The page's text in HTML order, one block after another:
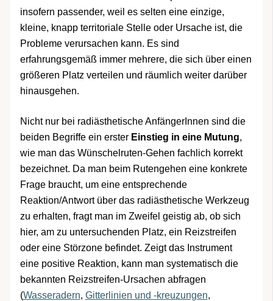
insofern passender, weil es selten eine einzige,
kleine, knapp territoriale Stelle oder Ursache ist, die
Probleme verursachen kann. Es sind
erfahrungsgemäß immer mehrere, die sich über einen
größeren Platz verteilen und räumlich weiter darüber
hinausgehen.
Nicht nur bei radiästhetische AnfängerInnen sind die
beiden Begriffe ein ersterEinstieg in eine Mutung,
wie man das Wünschelruten-Gehen fachlich korrekt
bezeichnet. Da man beim Rutengehen eine konkrete
Frage braucht, um eine entsprechende
Reaktion/Antwort über das radiästhetische Werkzeug
zu erhalten, fragt man im Zweifel geistig ab, ob sich
hier, am zu untersuchenden Platz, ein Reizstreifen
oder eine Störzone befindet. Zeigt das Instrument
eine positive Reaktion, kann man systematisch die
bekannten Reizstreifen-Ursachen abfragen
(Wasseradern, Gitterlinien und -kreuzungen,